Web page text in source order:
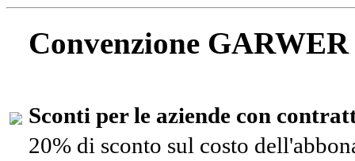
Convenzione
Sconti per le aziende con
20% di sconto sul costo